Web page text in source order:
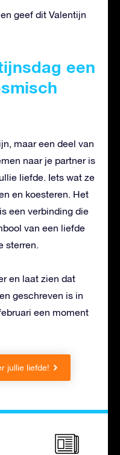
en geef dit Valentijn
een
maar een deel van
naar je partner is
liefde. Iets wat ze
en koesteren. Het
een verbinding die
van een liefde
sterren.
en laat zien dat
geschreven is in
een moment
jullie liefde!